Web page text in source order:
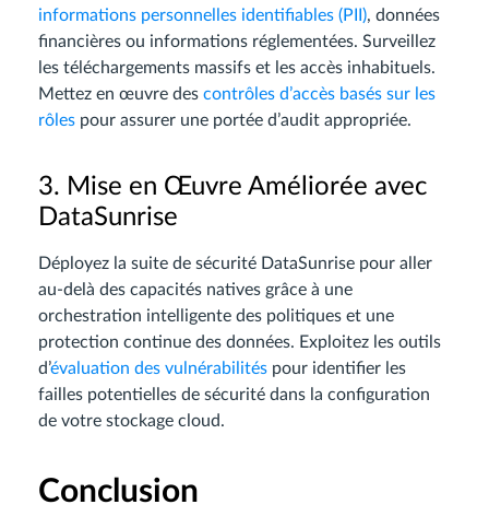
informations personnelles identifiables (PII), données
financières ou informations réglementées. Surveillez
les téléchargements massifs et les accès inhabituels.
Mettez en œuvre des contrôles d’accès basés sur les
rôles pour assurer une portée d’audit appropriée.
3. Mise en Œuvre Améliorée avec
DataSunrise
Déployez la suite de sécurité DataSunrise pour aller
au-delà des capacités natives grâce à une
orchestration intelligente des politiques et une
protection continue des données. Exploitez les outils
d’évaluation des vulnérabilités pour identifier les
failles potentielles de sécurité dans la configuration
de votre stockage cloud.
Conclusion